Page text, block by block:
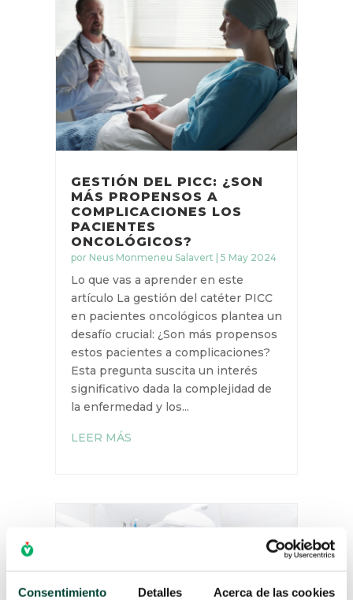
Consentimiento Detalles Acerca de las cookies
LEER MÁS
GESTIÓN DEL PICC: ¿SON
MÁS PROPENSOS A
COMPLICACIONES LOS
PACIENTES
ONCOLÓGICOS?
porNeus Monmeneu Salavert |5 May
2024
Lo que vas a aprender en este
artículo La gestión del catéter PICC
en pacientes oncológicos plantea
un desafío crucial: ¿Son más
dada la complejidad de la
enfermedad y los...